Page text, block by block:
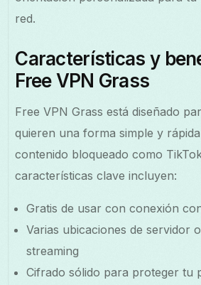
red.
Características y
Free VPN Grass
Free VPN Grass está diseñado
quieren una forma simple y
contenido bloqueado como
características clave incluyen:
Gratis de usar con conexión
Varias ubicaciones de servidor
streaming
Cifrado sólido para proteger tu